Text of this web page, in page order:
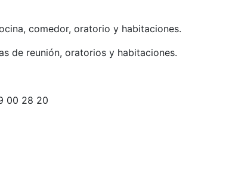
comedor, oratorio y habitaciones.
de reunión, oratorios y habitaciones.
00 28 20